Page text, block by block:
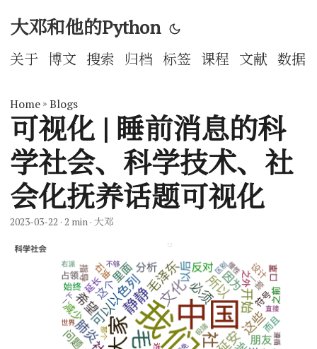
大邓和他的Python
关于 博文 搜索 归档 标签 课程 文献 数据
Home » Blogs
可视化 | 睡前消息的科
学社会、科学技术、社
会化抚养话题可视化
2023-03-22 · 2 min · 大邓